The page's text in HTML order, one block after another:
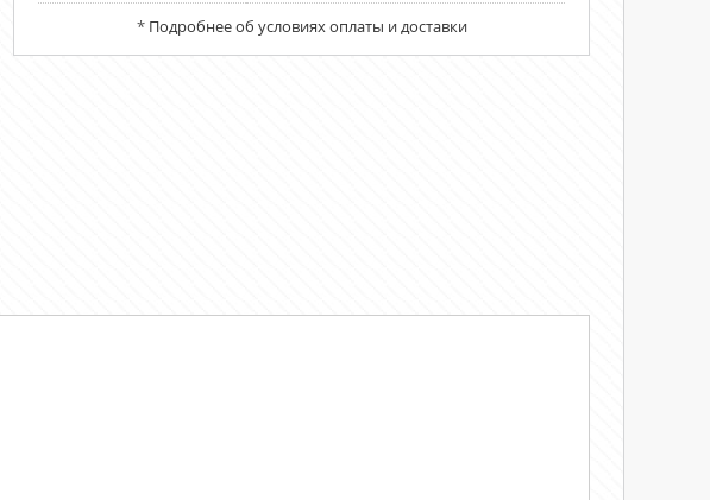
* Подробнее об условиях оплаты и доставки